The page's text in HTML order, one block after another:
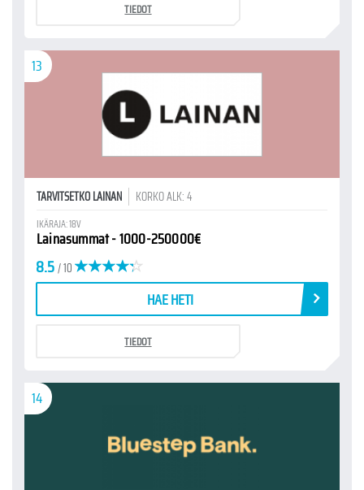
TIEDOT
13
TARVITSETKO LAINAN KORKO ALK: 4
IKÄRAJA: 18V
Lainasummat - 1000-250000€
8.5/ 10
HAE HETI
TIEDOT
14